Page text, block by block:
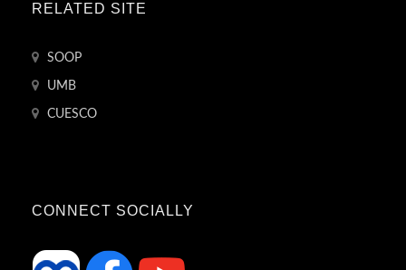
RELATED SITE
SOOP
UMB
CUESCO
CONNECT SOCIALLY